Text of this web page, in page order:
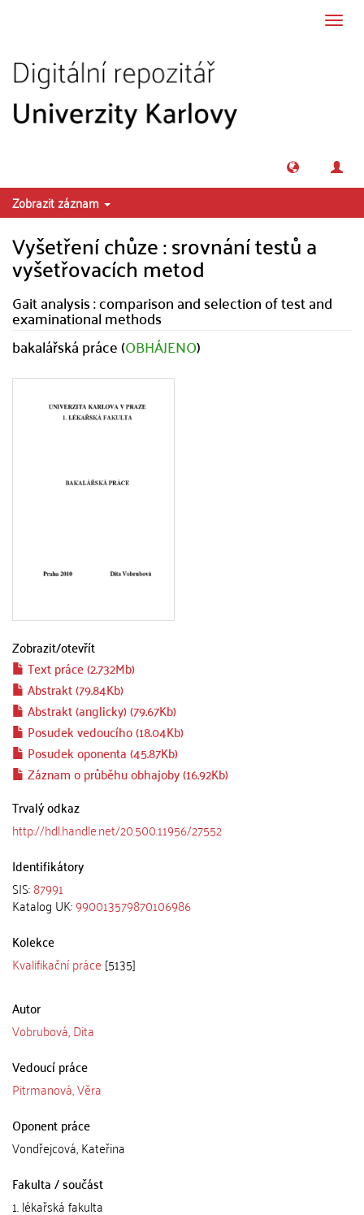
Zobrazit záznam
Vyšetření chůze : srovnání testů a
vyšetřovacích metod
Gait analysis : comparison and selection of test and
examinational methods
bakalářská práce (OBHÁJENO)
Zobrazit/otevřít
Text práce (2.732Mb)
Abstrakt (79.84Kb)
Abstrakt (anglicky) (79.67Kb)
Posudek vedoucího (18.04Kb)
Posudek oponenta (45.87Kb)
Záznam o průběhu obhajoby (16.92Kb)
Trvalý odkaz
http://hdl.handle.net/20.500.11956/27552
Identifikátory
SIS:87991
Katalog UK:990013579870106986
Kolekce
Kvalifikační práce [5135]
Autor
Vobrubová, Dita
Vedoucí práce
Pitrmanová, Věra
Oponent práce
Vondřejcová, Kateřina
Fakulta / součást
1. lékařská fakulta